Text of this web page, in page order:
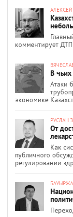
комментирует
В
Атаки
экономике
РУСЛАН
От
Как
публичного
регулировании